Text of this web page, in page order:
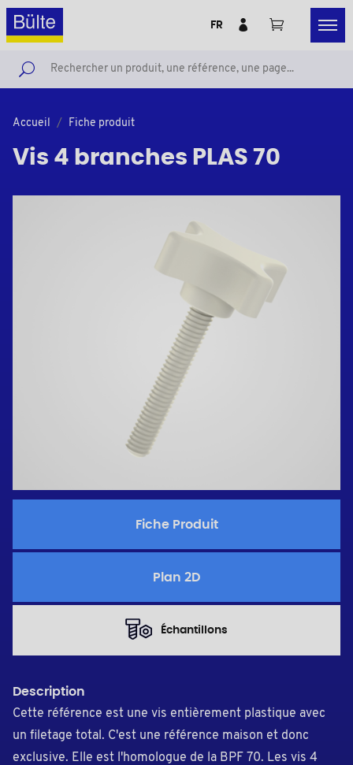
FR
Accueil Fiche produit
Vis 4 branches PLAS 70
Fiche Produit
Plan 2D
Échantillons
Description
Cette référence est une vis entièrement plastique avec
un filetage total. C'est une référence maison et donc
exclusive. Elle est l'homologue de la BPF 70. Les vis 4